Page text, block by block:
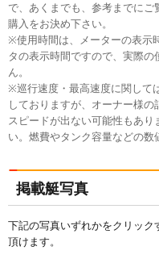
で、あくまでも、参考までに
購入をお決め下さい。
※使用時間は、メーターの表示
タの表示時間ですので、実際
ん。
※巡行速度・最高速度に関して
しておりますが、オーナー様
スピードが出ない可能性もあ
い。燃費やタンク容量などの数
掲載艇写真
下記の写真いずれかをクリッ
頂けます。